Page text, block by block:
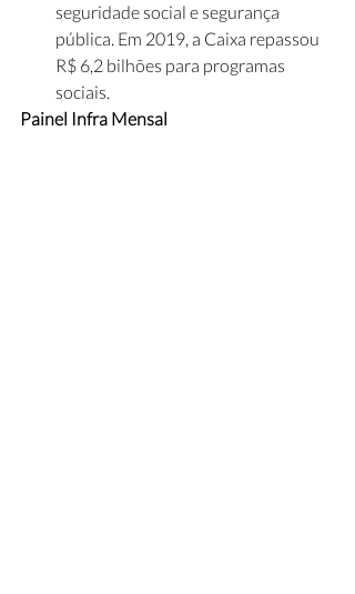
seguridade social e segurança
pública. Em 2019, a Caixa repassou
R$ 6,2 bilhões para programas
sociais.
Painel Infra Mensal